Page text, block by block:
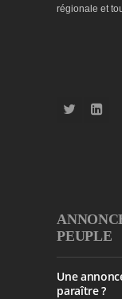
régionale et
PEUPLE
Une
paraître ?